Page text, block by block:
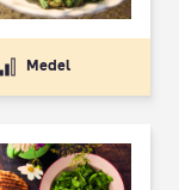
Medel